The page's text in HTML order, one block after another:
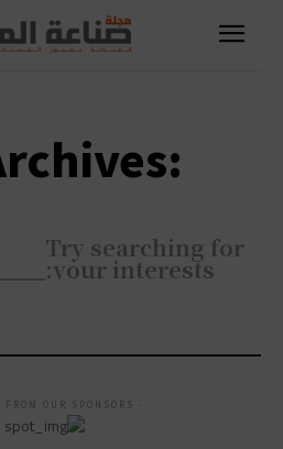
Try searching for
your interests: